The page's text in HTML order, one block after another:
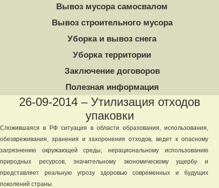
Вывоз мусора самосвалом
Вывоз строительного мусора
Уборка и вывоз снега
Уборка территории
Заключение договоров
Полезная информация
26-09-2014 – Утилизация отходов
упаковки
Сложившаяся в РФ ситуация в области образования, использования,
обезвреживания, хранения и захоронения отходов, ведет к опасному
загрязнению окружающей среды, нерациональному использованию
природных ресурсов, значительному экономическому ущербу и
представляет реальную угрозу здоровью современных и будущих
поколений страны.